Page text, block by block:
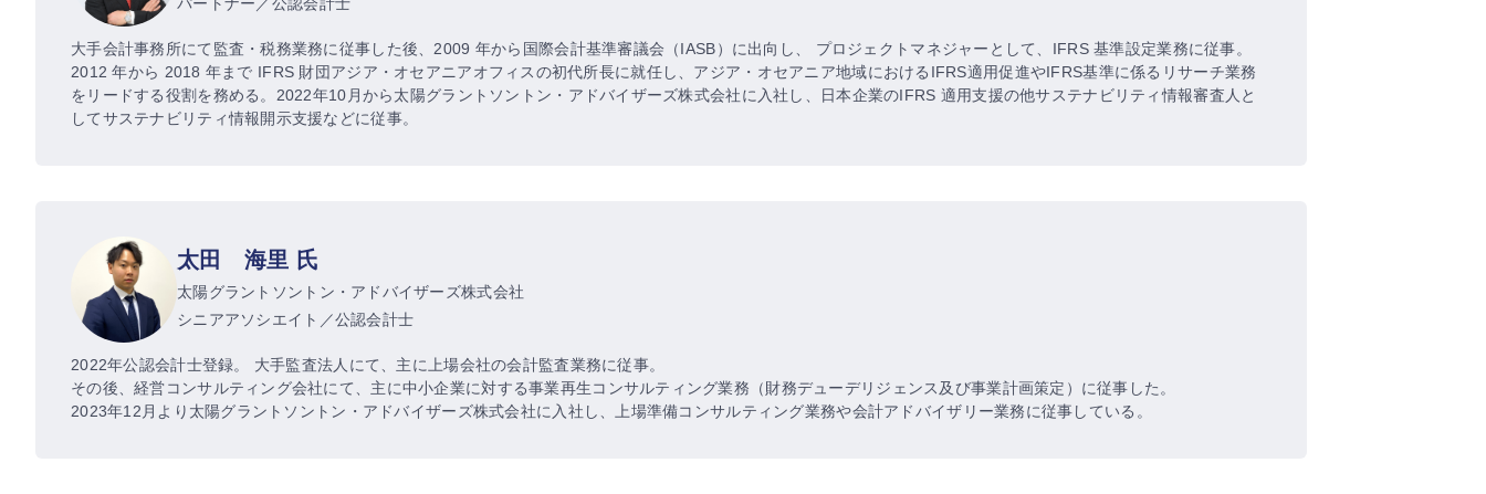
大手会計事務所にて監査・税務業務に従事した後、2009 年から国際会計基準審議会（IASB）に出向し、 プロジェクトマネジャーとして、IFRS 基準設定業務に従事。
2012 年から 2018 年まで IFRS 財団アジア・オセアニアオフィスの初代所長に就任し、アジア・オセアニア地域におけるIFRS適用促進やIFRS基準に係るリサーチ業務
をリードする役割を務める。2022年10月から太陽グラントソントン・アドバイザーズ株式会社に入社し、日本企業のIFRS 適用支援の他サステナビリティ情報審査人と
してサステナビリティ情報開示支援などに従事。
太田 海里 氏
太陽グラントソントン・アドバイザーズ株式会社
シニアアソシエイト／公認会計士
2022年公認会計士登録。 大手監査法人にて、主に上場会社の会計監査業務に従事。
その後、経営コンサルティング会社にて、主に中小企業に対する事業再生コンサルティング業務（財務デューデリジェンス及び事業計画策定）に従事した。
2023年12月より太陽グラントソントン・アドバイザーズ株式会社に入社し、上場準備コンサルティング業務や会計アドバイザリー業務に従事している。